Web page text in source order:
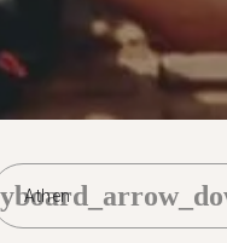
Athen